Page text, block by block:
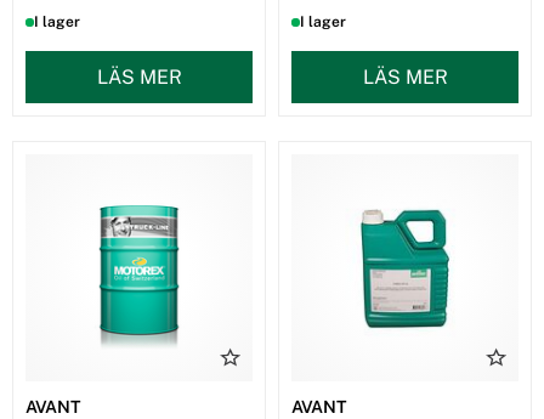
I lager
LÄS MER
I lager
LÄS MER
AVANT
AVANT